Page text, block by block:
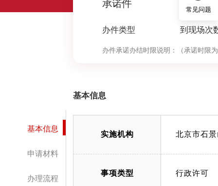
承诺件
办件类型
0
到现场次
办件承诺办结时限说明： （承诺时限
基本信息
申请材料
办理流程
基本信息
实施机构 北京市石
事项类型 行政许可
常见问题